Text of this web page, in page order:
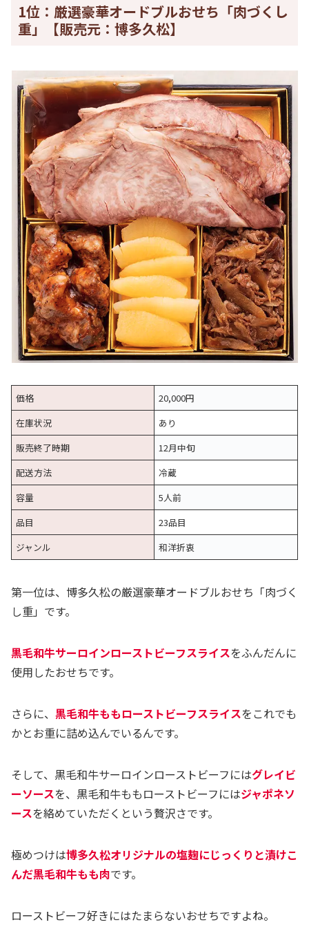
1位：厳選豪華オードブルおせち「肉づくし
重」【販売元：博多久松】
価格
20,000円
在庫状況
あり
販売終了時期
12月中旬
配送方法
冷蔵
容量
5人前
品目
23品目
ジャンル
和洋折衷
第一位は、博多久松の厳選豪華オードブルおせち「肉づく
し重」です。
黒毛和牛サーロインローストビーフスライスをふんだんに
使用したおせちです。
さらに、 黒毛和牛ももローストビーフスライスをこれでも
かとお重に詰め込んでいるんです。
そして、黒毛和牛サーロインローストビーフにはグレイビ
ーソースを、黒毛和牛ももローストビーフにはジャポネソ
ースを絡めていただくという贅沢さです。
極めつけは博多久松オリジナルの塩麹にじっくりと漬けこ
んだ黒毛和牛もも肉です。
ローストビーフ好きにはたまらないおせちですよね。